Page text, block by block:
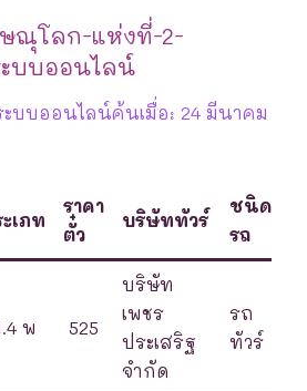
ษณุโลก-แห่งที่-2-
บบออนไลน์
ะบบออนไลน์ค้นเมื่อ: 24 มีนาคม
เภท
ราคา
ตั๋ว
บริษัททัวร์
ชนิด
รถ
พ 525
บริษัท
เพชร
ประเสริฐ
จำกัด
รถ
ทัวร์